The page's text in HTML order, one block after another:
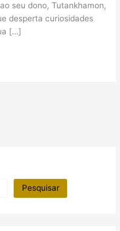
seu dono, Tutankhamon,
desperta curiosidades
[…]
Pesquisar